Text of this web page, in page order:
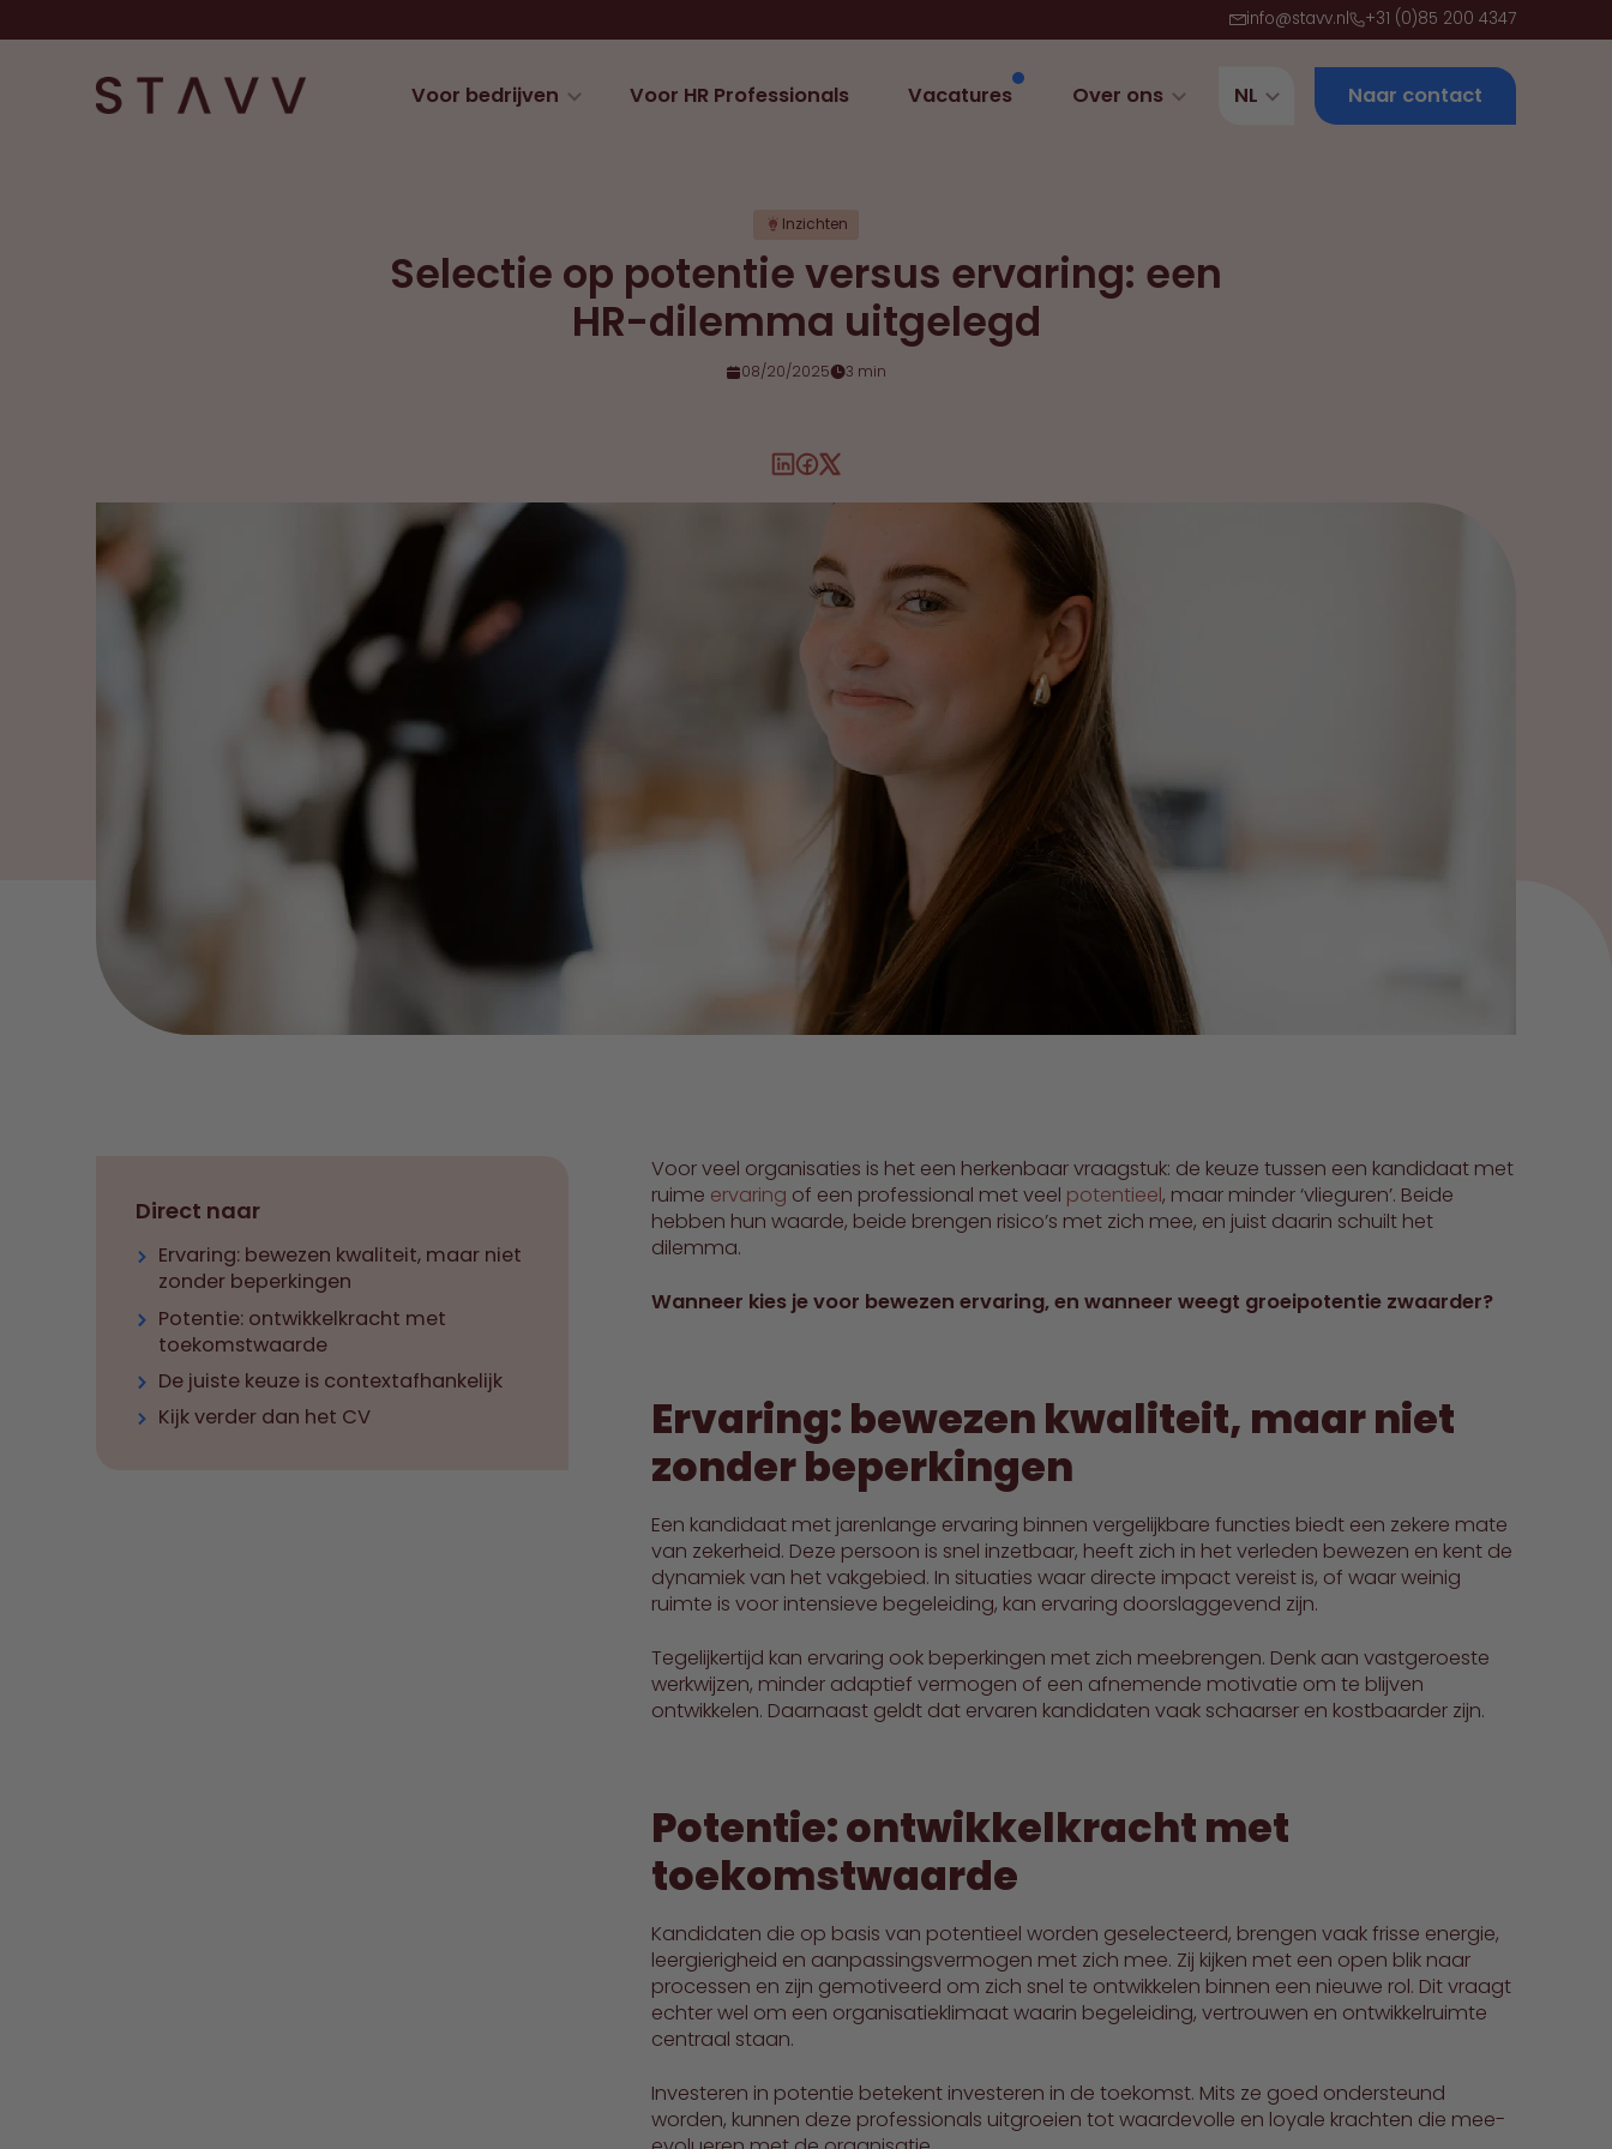
info@stavv.nl +31 (0)85 200 4347
Voor bedrijven Voor HR Professionals Vacatures Over ons NL Naar contact
Inzichten
Selectie op potentie versus ervaring: een
HR-dilemma uitgelegd
08/20/2025 3 min
Direct naar
Ervaring: bewezen kwaliteit, maar niet
zonder beperkingen
Potentie: ontwikkelkracht met
toekomstwaarde
De juiste keuze is contextafhankelijk
Kijk verder dan het CV
Voor veel organisaties is het een herkenbaar vraagstuk: de keuze tussen een kandidaat met
ruime ervaring of een professional met veel potentieel, maar minder ‘vlieguren’. Beide
hebben hun waarde, beide brengen risico’s met zich mee, en juist daarin schuilt het
dilemma.
Wanneer kies je voor bewezen ervaring, en wanneer weegt groeipotentie zwaarder?
Ervaring: bewezen kwaliteit, maar niet
zonder beperkingen
Een kandidaat met jarenlange ervaring binnen vergelijkbare functies biedt een zekere mate
van zekerheid. Deze persoon is snel inzetbaar, heeft zich in het verleden bewezen en kent de
dynamiek van het vakgebied. In situaties waar directe impact vereist is, of waar weinig
ruimte is voor intensieve begeleiding, kan ervaring doorslaggevend zijn.
Tegelijkertijd kan ervaring ook beperkingen met zich meebrengen. Denk aan vastgeroeste
werkwijzen, minder adaptief vermogen of een afnemende motivatie om te blijven
ontwikkelen. Daarnaast geldt dat ervaren kandidaten vaak schaarser en kostbaarder zijn.
Potentie: ontwikkelkracht met
toekomstwaarde
Kandidaten die op basis van potentieel worden geselecteerd, brengen vaak frisse energie,
leergierigheid en aanpassingsvermogen met zich mee. Zij kijken met een open blik naar
processen en zijn gemotiveerd om zich snel te ontwikkelen binnen een nieuwe rol. Dit vraagt
echter wel om een organisatieklimaat waarin begeleiding, vertrouwen en ontwikkelruimte
centraal staan.
Investeren in potentie betekent investeren in de toekomst. Mits ze goed ondersteund
worden, kunnen deze professionals uitgroeien tot waardevolle en loyale krachten die mee-